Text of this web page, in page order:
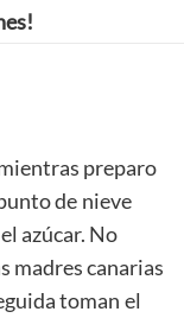
preparo
de nieve
azúcar. No
madres canarias
toman el